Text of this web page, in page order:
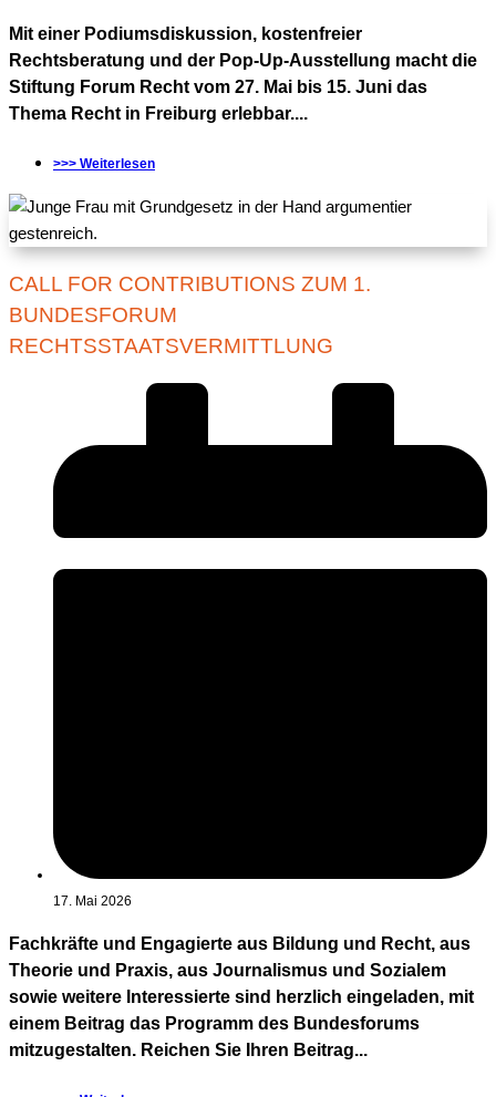
Mit einer Podiumsdiskussion, kostenfreier
Rechtsberatung und der Pop-Up-Ausstellung macht die
Stiftung Forum Recht vom 27. Mai bis 15. Juni das
Thema Recht in Freiburg erlebbar....
>>> Weiterlesen
CALL FOR CONTRIBUTIONS ZUM 1.
BUNDESFORUM
RECHTSSTAATSVERMITTLUNG
17. Mai 2026
Fachkräfte und Engagierte aus Bildung und Recht, aus
Theorie und Praxis, aus Journalismus und Sozialem
sowie weitere Interessierte sind herzlich eingeladen, mit
einem Beitrag das Programm des Bundesforums
mitzugestalten. Reichen Sie Ihren Beitrag...